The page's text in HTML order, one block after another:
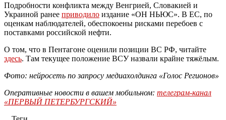
Подробности конфликта между Венгрией, Словакией и
Украиной ранее приводило издание «ОН НЬЮС». В ЕС, по
оценкам наблюдателей, обеспокоены рисками перебоев с
поставками российской нефти.
О том, что в Пентагоне оценили позиции ВС РФ, читайте
здесь. Там текущее положение ВСУ назвали крайне тяжёлым.
Фото: нейросеть по запросу медиахолдинга «Голос Регионов»
Оперативные новости в вашем мобильном: телеграм-канал
«ПЕРВЫЙ ПЕТЕРБУРГСКИЙ»